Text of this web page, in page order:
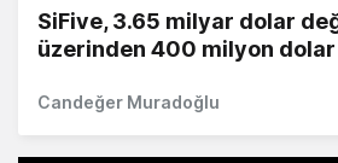
SiFive, 3.65 milyar dolar
üzerinden 400 milyon dolar
Candeğer Muradoğlu